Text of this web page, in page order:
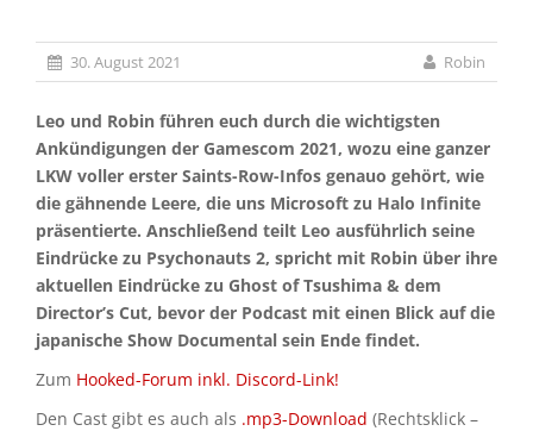
Discord
30. August 2021 Robin
Leo und Robin führen euch durch die wichtigsten
Ankündigungen der Gamescom 2021, wozu eine ganzer
LKW voller erster Saints-Row-Infos genauo gehört, wie
die gähnende Leere, die uns Microsoft zu Halo Infinite
präsentierte. Anschließend teilt Leo ausführlich seine
Eindrücke zu Psychonauts 2, spricht mit Robin über ihre
aktuellen Eindrücke zu Ghost of Tsushima & dem
Director’s Cut, bevor der Podcast mit einen Blick auf die
japanische Show Documental sein Ende findet.
Zum Hooked-Forum inkl. Discord-Link!
Den Cast gibt es auch als .mp3-Download (Rechtsklick –